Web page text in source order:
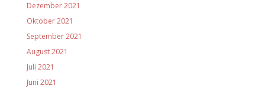
Dezember 2021
Oktober 2021
September 2021
August 2021
Juli 2021
Juni 2021